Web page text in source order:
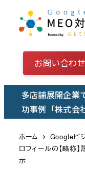
テ
お問い合わせ
多店舗展開企業
功事例「株式会
ホーム Googleビ
ロフィールの【略称
示